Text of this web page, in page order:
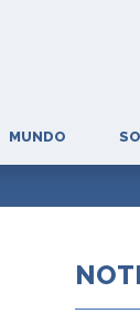
MUNDO